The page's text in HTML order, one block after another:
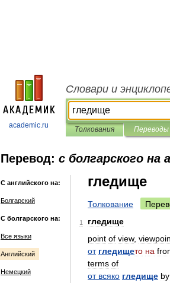
academic.ru
Словари и
Толкования Переводы
Перевод: с болгарского на
С английского на:
Болгарский
С болгарского на:
Все языки
Английский
Немецкий
гледище
Толкование
1
гледище
point of view,
от гледището на
terms of
от всяко гледище by